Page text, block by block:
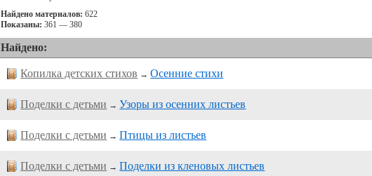
Найдено материалов: 622
Показаны: 361 — 380
Найдено:
Копилка детских стихов →Осенние стихи
Поделки с детьми → Узоры из осенних листьев
Поделки с детьми →Птицы из листьев
Поделки с детьми →Поделки из кленовых листьев